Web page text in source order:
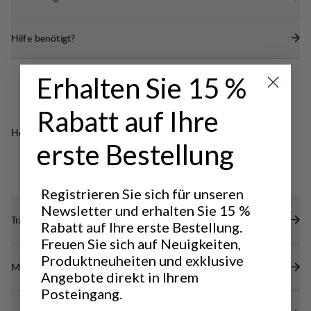
Zwei Reißverschlusstaschen für die Hände
Elastische Abschlüsse an Ärmeln und Saum
sorgen für eine angenehm anliegende Passform
und verhindern das Eindringen von Kaltluft
Hilfe benötigt?
Hervorragend für
TREKKING
Transparenz
Materialien
Erhalten Sie 15 %
Rabatt auf Ihre
erste Bestellung
Registrieren Sie sich für unseren
Newsletter und erhalten Sie 15 %
Rabatt auf Ihre erste Bestellung.
Freuen Sie sich auf Neuigkeiten,
Produktneuheiten und exklusive
Angebote direkt in Ihrem
Posteingang.